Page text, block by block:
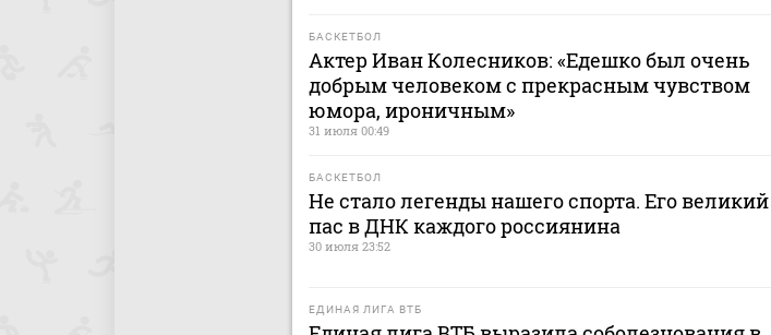
БАСКЕТБОЛ
Актер Иван Колесников: «Едешко был очень
добрым человеком с прекрасным чувством
юмора, ироничным»
31 июля 00:49
БАСКЕТБОЛ
Не стало легенды нашего спорта. Его великий
пас в ДНК каждого россиянина
30 июля 23:52
ЕДИНАЯ ЛИГА ВТБ